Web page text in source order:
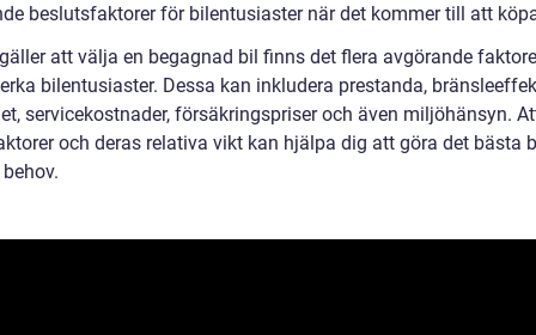
beslutsfaktorer för bilentusiaster när det kommer till att
att välja en begagnad bil finns det flera avgörande
bilentusiaster. Dessa kan inkludera prestanda,
servicekostnader, försäkringspriser och även miljöhänsyn.
och deras relativa vikt kan hjälpa dig att göra det bästa